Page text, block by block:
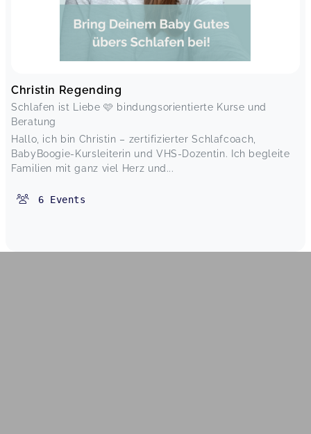
Christin Regending
Schlafen ist Liebe 🩷 bindungsorientierte Kurse und
Beratung
Hallo, ich bin Christin – zertifizierter Schlafcoach,
BabyBoogie-Kursleiterin und VHS-Dozentin. Ich begleite
Familien mit ganz viel Herz und...
6 Events